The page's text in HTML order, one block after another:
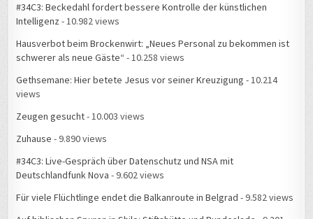
#34C3: Beckedahl fordert bessere Kontrolle der künstlichen
Intelligenz - 10.982 views
Hausverbot beim Brockenwirt: „Neues Personal zu bekommen ist
schwerer als neue Gäste“ - 10.258 views
Gethsemane: Hier betete Jesus vor seiner Kreuzigung - 10.214
views
Zeugen gesucht- 10.003 views
Zuhause - 9.890 views
#34C3: Live-Gespräch über Datenschutz und NSA mit
Deutschlandfunk Nova - 9.602 views
Für viele Flüchtlinge endet die Balkanroute in Belgrad - 9.582 views